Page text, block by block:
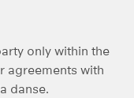
only within the
agreements with
danse.